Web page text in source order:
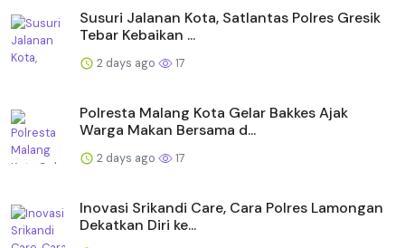
Susuri Jalanan Kota, Satlantas Polres Gresik
Tebar Kebaikan ...
2 days ago 17
Polresta Malang Kota Gelar Bakkes Ajak
Warga Makan Bersama d...
2 days ago 17
Inovasi Srikandi Care, Cara Polres Lamongan
Dekatkan Diri ke...